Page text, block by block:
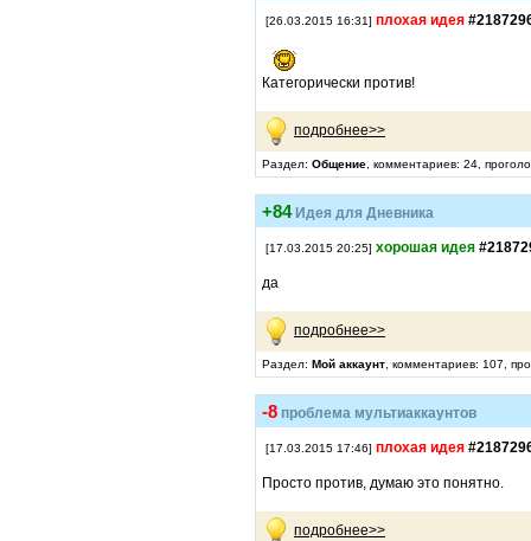
[26.03.2015 16:31] плохая идея
Категорически против!
подробнее>>
Раздел: Общение , комментариев: 24,
+84Идея для Дневника
[17.03.2015 20:25] хорошая идея
да
подробнее>>
Раздел: Мой аккаунт , комментариев: 107,
-8 проблема мультиаккаунтов
[17.03.2015 17:46] плохая идея
Просто против, думаю это понятно.
подробнее>>